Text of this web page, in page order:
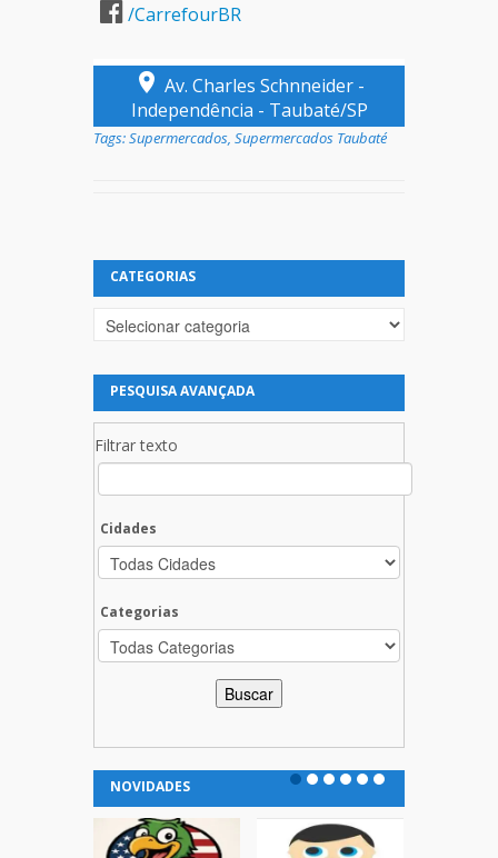
/CarrefourBR
Av. Charles Schnneider -
Independência - Taubaté/SP
Tags:Supermercados, Supermercados Taubaté
CATEGORIAS
Categorias
PESQUISA AVANÇADA
Filtrar texto
Cidades
Categorias
NOVIDADES